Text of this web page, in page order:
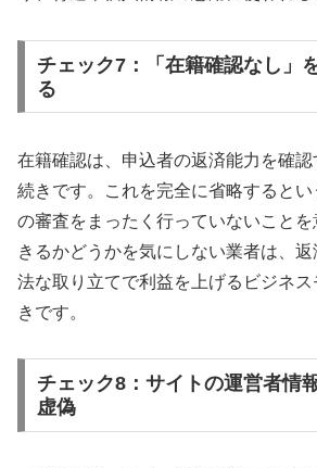
チェック7：「在籍確認なし」
る
在籍確認は、申込者の返済能力を確
続きです。これを完全に省略すると
の審査をまったく行っていないこと
きるかどうかを気にしない業者は、
法な取り立てで利益を上げるビジネ
きです。
チェック8：サイトの運営者情
虚偽